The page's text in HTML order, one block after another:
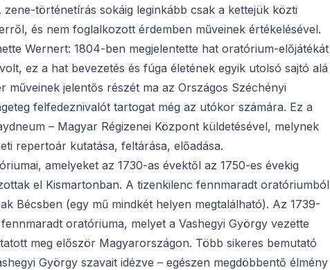
történetírás sokáig leginkább csak a kettejük közti
és nem foglalkozott érdemben műveinek értékelésével.
Wernert: 1804-ben megjelentette hat oratórium-előjátékát
ez a hat bevezetés és fúga életének egyik utolsó sajtó alá
jelentős részét ma az Országos Széchényi
felfedeznivalót tartogat még az utókor számára. Ez a
– Magyar Régizenei Központ küldetésével, melynek
repertoár kutatása, feltárása, előadása.
amelyeket az 1730-as évektől az 1750-es évekig
el Kismartonban. A tizenkilenc fennmaradt oratóriumból
Bécsben (egy mű mindkét helyen megtalálható). Az 1739-
oratóriuma, melyet a Vashegyi György vezette
meg először Magyarországon. Több sikeres bemutató
György szavait idézve – egészen megdöbbentő élmény